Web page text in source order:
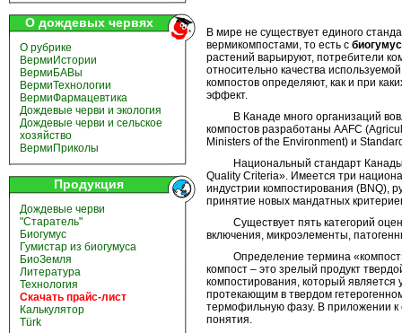
О дождевых червях
О рубрике
ВермиИстории
ВермиБАВы
ВермиТехнологии
ВермиФармацевтика
Дождевые черви и экология
Дождевые черви и сельское
хозяйство
ВермиПриколы
Продукция
Дождевые черви
"Старатель"
Биогумус
Гумистар из биогумуса
БиоЗемля
Литература
Технология
Скачать прайс-лист
Калькулятор
Türk
В мире не существует единого
вермикомпостами, то есть с биогумус
растений варьируют, потребители
относительно качества
компостов определяют, как и при
эффект.
В Канаде много организаций
компостов разработаны AAFC
Ministers of the Environment) и
Национальный стандарт Канады
Quality Criteria». Имеется три
индустрии компостирования (BNQ),
принятие новых мандатных
Существует пять категорий
включения, микроэлементы,
Определение термина «компост».
компост – это зрелый продукт
компостирования, который
протекающим в твердом
термофильную фазу. В приложении к
понятия.